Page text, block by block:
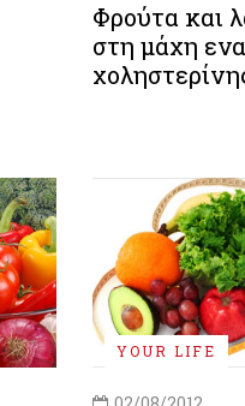
Φρούτα και
στη μάχη
YOUR LIFE